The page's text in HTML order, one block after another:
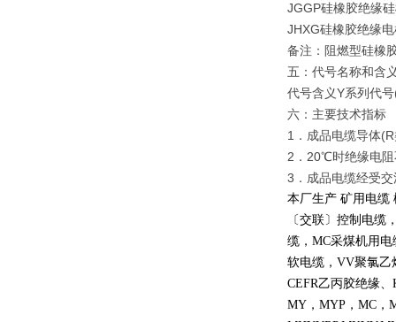
JGGP硅橡胶绝缘
JHXG硅橡胶绝缘
备注：阻燃型硅橡
五：代号名称和含
代号含义Y系列代
六：主要技术指标
1．成品电缆导体
2．20℃时绝缘电
3．成品电缆经受
本厂生产 矿用电缆
〔交联〕控制电缆
缆， MC采煤机用电
软电缆， VV聚氯乙
CEFR乙丙胶绝缘、
MY ， MYP ， MC ，